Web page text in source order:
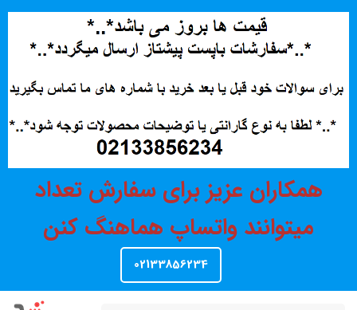
همکاران عزیز برای سفارش تعداد
میتوانند واتساپ هماهنگ کنن
02133856234